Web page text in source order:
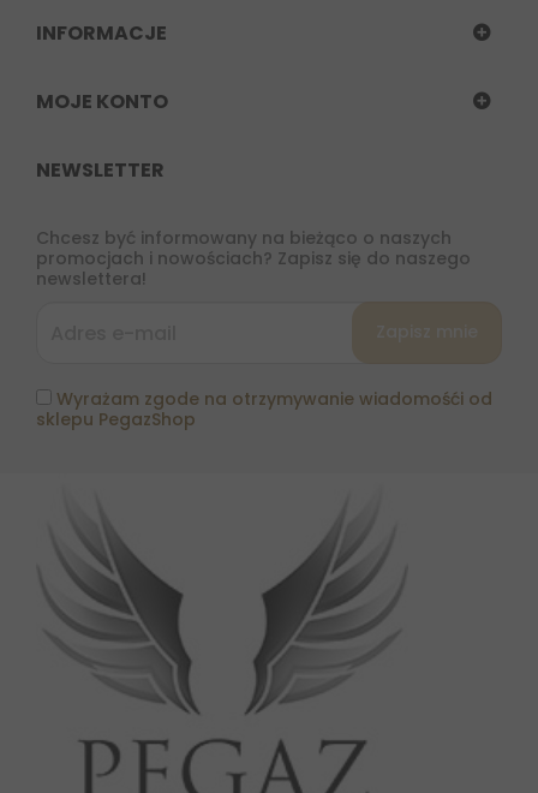
INFORMACJE
MOJE KONTO
NEWSLETTER
Chcesz być informowany na bieżąco o naszych
promocjach i nowościach? Zapisz się do naszego
newslettera!
Wyrażam zgode na otrzymywanie wiadomośći od
sklepu PegazShop